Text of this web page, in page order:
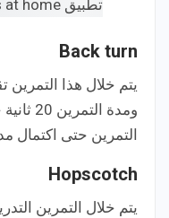
Back turn
يتم خلال هذا التمرين
ومدة
التمرين حتى اكتمال
Hopscotch
يتم خلال التمرين